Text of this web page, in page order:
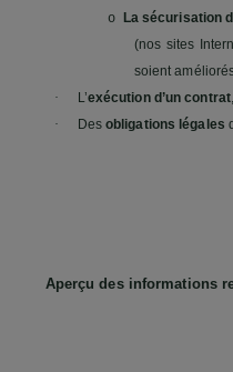
o
La sécurisation
(nos sites
soient
·
L’exécution d’un contrat
·
Desobligations légales
Aperçu des informations